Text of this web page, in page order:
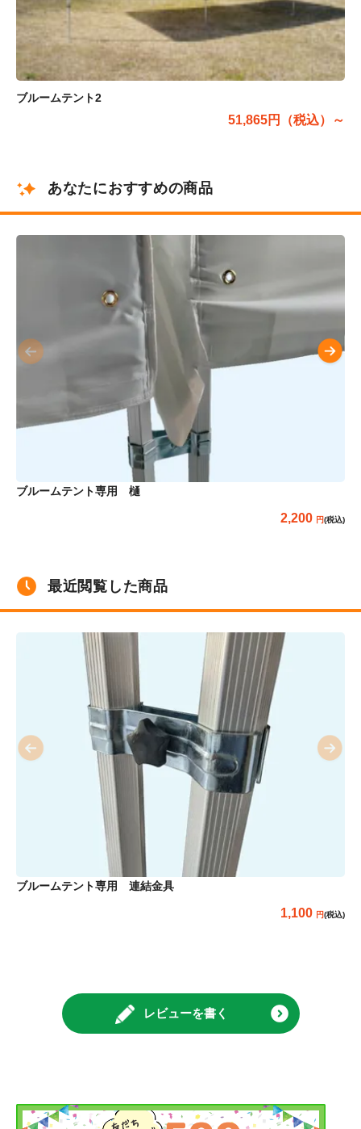
ブルームテント2
51,865円（税込）～
あなたにおすすめの商品
ブルームテント専用 樋
2,200 (税込)
最近閲覧した商品
ブルームテント専用 連結金具
1,100 (税込)
レビューを書く